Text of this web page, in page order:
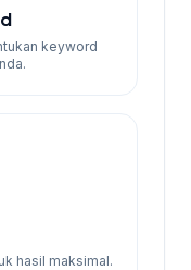
keyword
hasil maksimal.